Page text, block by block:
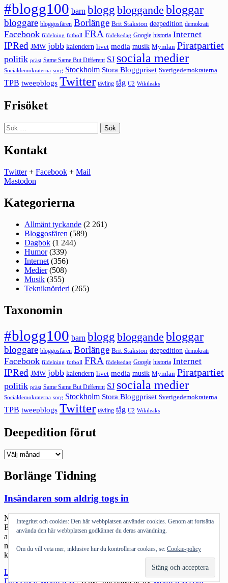
#blogg100 barn blogg bloggande bloggar
bloggare bloggosfären Borlänge Brit Stakston deepedition demokrati
Facebook fildelning fotboll FRA födelsedag Google historia Internet
IPRed JMW jobb kalendern livet media musik Mymlan Piratpartiet
politik präst Same Same But Different SJ sociala medier
Socialdemokraterna sorg Stockholm Stora Bloggpriset Sverigedemokraterna
TPB tweepblogs Twitter tävling tåg U2 Wikileaks
Frisöket
Sök
efter:
Kontakt
Twitter+ Facebook + Mail
Mastodon
Kategorierna
Allmänt tyckande (2 261)
Bloggosfären (589)
Dagbok (1 244)
Humor(339)
Internet (356)
Medier(508)
Musik (355)
Tekniknörderi (265)
Taxonomin
#blogg100 barn blogg bloggande bloggar
bloggare bloggosfären Borlänge Brit Stakston deepedition demokrati
Facebook fildelning fotboll FRA födelsedag Google historia Internet
IPRed JMW jobb kalendern livet media musik Mymlan Piratpartiet
politik präst Same Same But Different SJ sociala medier
Socialdemokraterna sorg Stockholm Stora Bloggpriset Sverigedemokraterna
TPB tweepblogs Twitter tävling tåg U2 Wikileaks
Deepedition förut
Deepedition
Borlänge Tidning
Insändaren som aldrig togs in
Ni vet såna där snabba nyhetsmedier typ cellulosa-versionen av
Borlänge Tidning… Jag skrev en insändare som svar på en FUD-
artikel om att man minsann ska passa sig för att skriva på Facebook
mm om man är på semester. Den diskussionen är så trött och ingen
kan presentera några som helst bevis på att det faktiskt […]
Läs mer
som
Drivs med WordPress |Tema: Intergalactic avWordPress.com.
Integritet och cookies: Den här webbplatsen använder cookies. Genom att fortsätta
använda den här webbplatsen godkänner du deras användning.
Om du vill veta mer, inklusive hur du kontrollerar cookies, se: Cookie-policy